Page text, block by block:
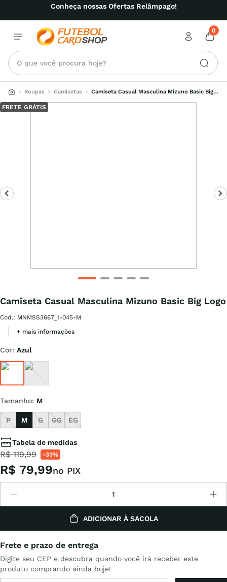
Conheça nossas Ofertas Relâmpago!
0
O que você procura hoje?
Roupas Camisetas
Camiseta Casual Masculina Mizuno Basic Big
FRETE GRÁTIS
Camiseta Casual Masculina Mizuno Basic Big Logo
Cod.: MNMSS3667_1-045-M
+ mais informações
Cor: Azul
Tamanho: M
P M G GG EG
Tabela de medidas
R$ 119,99 -33%
R$ 79,99no PIX
ADICIONAR À SACOLA